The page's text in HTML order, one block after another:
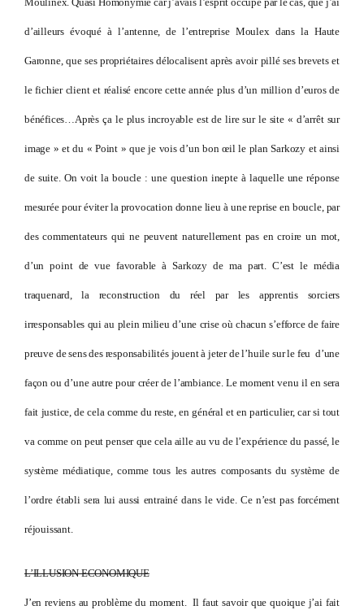
d’ailleurs évoqué à l’antenne, de l’entreprise Moulex dans la Haute
Garonne, que ses propriétaires délocalisent après avoir pillé ses brevets et
le fichier client et réalisé encore cette année plus d’un million d’euros de
bénéfices…Après ça le plus incroyable est de lire sur le site « d’arrêt sur
image » et du « Point » que je vois d’un bon œil le plan Sarkozy et ainsi
de suite. On voit la boucle : une question inepte à laquelle une réponse
mesurée pour éviter la provocation donne lieu à une reprise en boucle, par
des commentateurs qui ne peuvent naturellement pas en croire un mot,
d’un point de vue favorable à Sarkozy de ma part. C’est le média
traquenard, la reconstruction du réel par les apprentis sorciers
irresponsables qui au plein milieu d’une crise où chacun s’efforce de faire
preuve de sens des responsabilités jouent à jeter de l’huile sur le feu d’une
façon ou d’une autre pour créer de l’ambiance. Le moment venu il en sera
fait justice, de cela comme du reste, en général et en particulier, car si tout
va comme on peut penser que cela aille au vu de l’expérience du passé, le
système médiatique, comme tous les autres composants du système de
l’ordre établi sera lui aussi entrainé dans le vide. Ce n’est pas forcément
réjouissant.
L’ILLUSION ECONOMIQUE
J’en reviens au problème du moment. Il faut savoir que quoique j’ai fait